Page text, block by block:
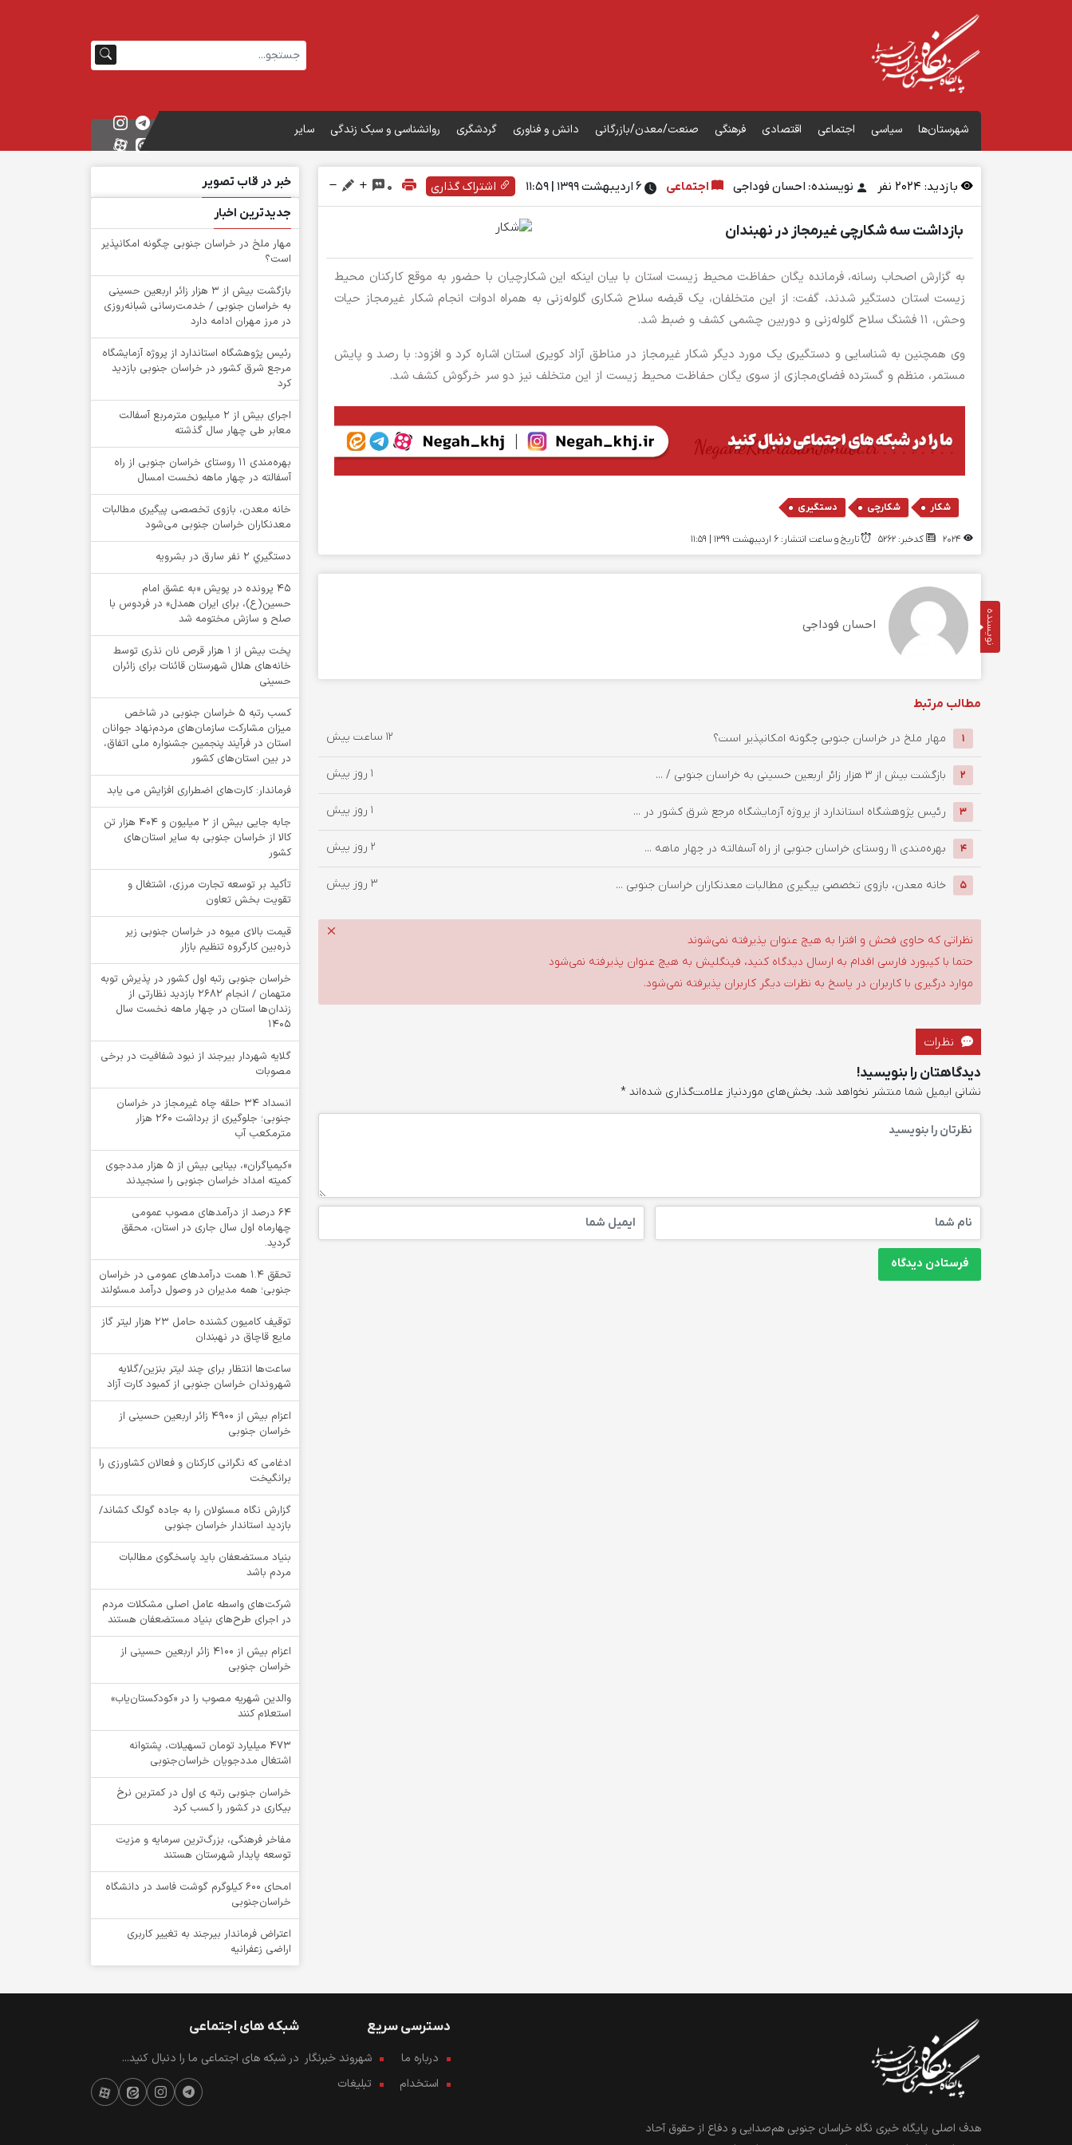
شهرستان‌ها سیاسی اجتماعی اقتصادی فرهنگی صنعت/معدن/بازرگانی دانش و فناوری گردشگری روانشناسی و سبک زندگی سایر
بازدید: نفر نویسنده: احسان فوداجی اجتماعی اشتراک گذاری 0
بازداشت سه شکارچی غیرمجاز در نهبندان
به گزارش اصحاب رسانه، فرمانده یگان حفاظت محیط زیست استان با بیان اینکه این شکارچیان با حضور به موقع کارکنان محیط
زیست استان دستگیر شدند، گفت: از این متخلفان، یک قبضه سلاح شکاری گلوله‌زنی به همراه ادوات انجام شکار غیرمجاز حیات
وحش، ۱۱ فشنگ سلاح گلوله‌زنی و دوربین چشمی کشف و ضبط شد.
وی همچنین به شناسایی و دستگیری یک مورد دیگر شکار غیرمجاز در مناطق آزاد کویری استان اشاره کرد و افزود: با رصد و پایش
مستمر، منظم و گسترده فضای‌مجازی از سوی یگان حفاظت محیط زیست از این متخلف نیز دو سر خرگوش کشف شد.
شکار , شکارچی , دستگیری
کدخبر: 5262 تاریخ و ساعت انتشار: ۶ اردیبهشت ۱۳۹۹ | 11:59
نویسنده احسان فوداجی
مطالب مرتبط
1 ‌مهار ملخ در خراسان جنوبی چگونه امکانپذیر است؟ 12 ساعت پیش
2 بازگشت بیش از ۳ هزار زائر اربعین حسینی به خراسان جنوبی / ... 1 روز پیش
3 رئیس پژوهشگاه استاندارد از پروژه آزمایشگاه مرجع شرق کشور در ... 1 روز پیش
4 بهره‌مندی ۱۱ روستای خراسان جنوبی از راه آسفالته در چهار ماهه ... 2 روز پیش
5 خانه معدن، بازوی تخصصی پیگیری مطالبات معدنکاران خراسان جنوبی ... 3 روز پیش
نظراتی که حاوی فحش و افترا به هیچ عنوان پذیرفته نمی‌شوند
حتما با کیبورد فارسی اقدام به ارسال دیدگاه کنید، فینگلیش به هیچ عنوان پذیرفته نمی‌شود
موارد درگیری با کاربران در پاسخ به نظرات دیگر کاربران پذیرفته نمی‌شود.
نظرات
دیدگاهتان را بنویسید!
نشانی ایمیل شما منتشر نخواهد شد. بخش‌های موردنیاز علامت‌گذاری شده‌اند *
خبر در قاب تصویر
جدیدترین اخبار
‌مهار ملخ در خراسان جنوبی چگونه امکانپذیر
است؟
بازگشت بیش از ۳ هزار زائر اربعین حسینی
به خراسان جنوبی / خدمت‌رسانی شبانه‌روزی
در مرز مهران ادامه دارد
رئیس پژوهشگاه استاندارد از پروژه آزمایشگاه
مرجع شرق کشور در خراسان جنوبی بازدید
کرد
اجرای بیش از ۲ میلیون مترمربع آسفالت
معابر طی چهار سال گذشته
بهره‌مندی ۱۱ روستای خراسان جنوبی از راه
آسفالته در چهار ماهه نخست امسال
خانه معدن، بازوی تخصصی پیگیری مطالبات
معدنکاران خراسان جنوبی می‌شود
دستگيري 2 نفر سارق در بشرويه
۴۵ پرونده در پویش «به عشق امام
حسین(ع)، برای ایران همدل» در فردوس با
صلح و سازش مختومه شد
پخت بیش از 1 هزار قرص نان نذری توسط
خانه‌های هلال شهرستان قائنات برای زائران
حسینی
کسب رتبه ۵ خراسان جنوبی در شاخص
میزان مشارکت سازمان‌های مردم‌نهاد جوانان
استان در فرآیند پنجمین جشنواره ملی اتفاق،
در بین استان‌های کشور
فرماندار: کارت‌های اضطراری افزایش می یابد
جابه جایی بیش از 2 میلیون و 404 هزار تن
کالا از خراسان جنوبی به سایر استان‌های
کشور
تأکید بر توسعه تجارت مرزی، اشتغال و
تقویت بخش تعاون
قیمت بالای میوه در خراسان جنوبی زیر
ذره‌بین کارگروه تنظیم بازار
خراسان جنوبی رتبه اول کشور در پذیرش توبه
متهمان / انجام ۲۶۸۲ بازدید نظارتی از
زندان‌ها استان در چهار ماهه نخست سال
1405
گلایه شهردار بیرجند از نبود شفافیت در برخی
مصوبات
انسداد ۳۴ حلقه چاه غیرمجاز در خراسان
جنوبی؛ جلوگیری از برداشت ۲۶۰ هزار
مترمکعب آب
«کیمیاگران»، بینایی بیش از ۵ هزار مددجوی
کمیته امداد خراسان جنوبی را سنجیدند
64 درصد از درآمدهای مصوب عمومی
چهارماه اول سال جاری در استان، محقق
گردید.
تحقق ۱.۴ همت درآمدهای عمومی در خراسان
جنوبی؛ همه مدیران در وصول درآمد مسئولند
توقيف کامیون کشنده حامل 23 هزار لیتر گاز
مایع قاچاق در نهبندان
ساعت‌ها انتظار برای چند لیتر بنزین/گلایه
شهروندان خراسان جنوبی از کمبود کارت آزاد
اعزام بیش از 4900 زائر اربعین حسینی از
خراسان جنوبی
ادغامی که نگرانی کارکنان و فعالان کشاورزی را
برانگیخت
گزارش نگاه مسئولان را به جاده گولگ کشاند/
بازدید استاندار خراسان جنوبی
بنیاد مستضعفان باید پاسخگوی مطالبات
مردم باشد
شرکت‌های واسطه عامل اصلی مشکلات مردم
در اجرای طرح‌های بنیاد مستضعفان هستند
اعزام بیش از 4100 زائر اربعین حسینی از
خراسان جنوبی
والدین شهریه مصوب را در «کودکستان‌یاب»
استعلام کنند
۴۷۳ میلیارد تومان تسهیلات، پشتوانه
اشتغال مددجویان خراسان‌جنوبی
خراسان جنوبی رتبه ی اول در کمترین نرخ
بیکاری در کشور را کسب کرد
مفاخر فرهنگی، بزرگ‌ترین سرمایه و مزیت
توسعه پایدار شهرستان هستند
امحای ۶۰۰ کیلوگرم گوشت فاسد در دانشگاه
خراسان‌جنوبی
اعتراض فرماندار بیرجند به تغییر کاربری
اراضی زعفرانیه
هدف اصلی پایگاه خبری نگاه خراسان جنوبی هم‌صدایی و دفاع از حقوق آحاد
دسترسی سریع
درباره ما
شهروند خبرنگار
استخدام
تبلیغات
شبکه های اجتماعی
در شبکه های اجتماعی ما را دنبال کنید...